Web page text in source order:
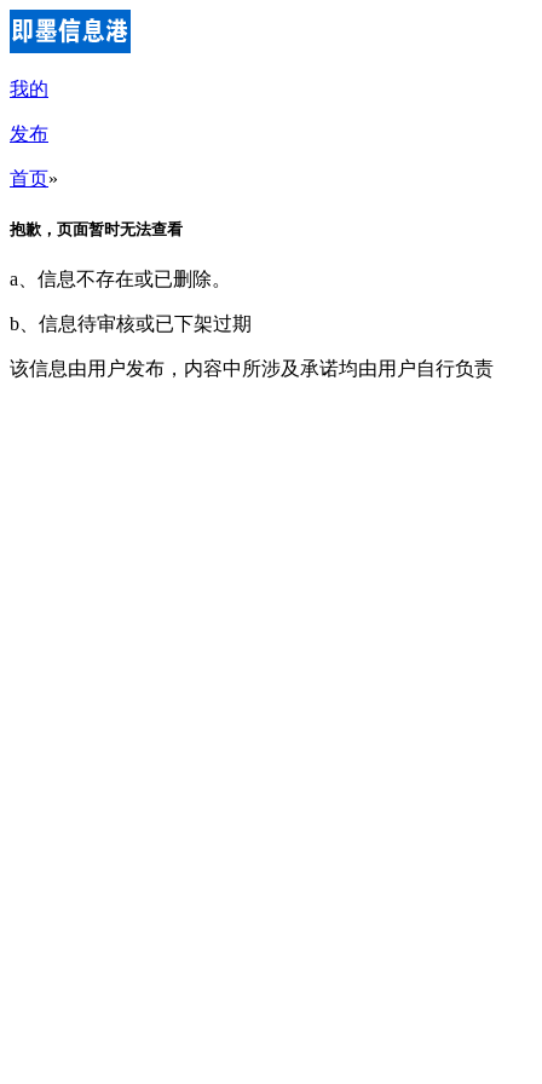
我的
发布
首页»
抱歉，页面暂时无法查看
a、信息不存在或已删除。
b、信息待审核或已下架过期
该信息由用户发布，内容中所涉及承诺均由用户自行负责